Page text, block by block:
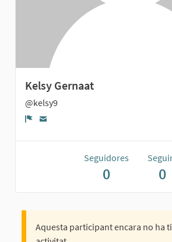
Kelsy Gernaat
@kelsy9
Seguidores
0 0
Aquesta participant encara no ha